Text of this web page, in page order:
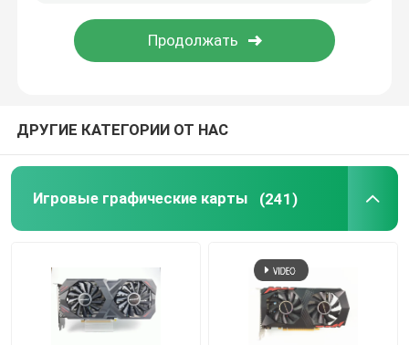
ДРУГИЕ КАТЕГОРИИ ОТ НАС
Игровые графические карты (241)